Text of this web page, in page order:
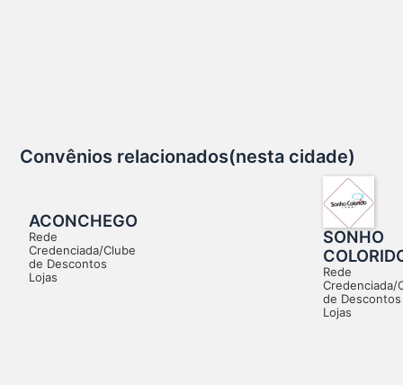
Convênios relacionados(nesta cidade)
ACONCHEGO
Rede
Credenciada/Clube
de Descontos
Lojas
SONHO
Rede
Credenciada/
de Descontos
Lojas